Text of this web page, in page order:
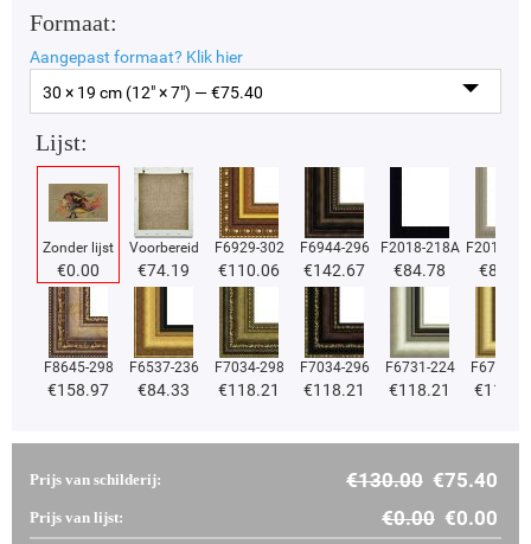
Formaat:
Aangepast formaat? Klik hier
30 × 19 cm (12" × 7") — €75.40
Lijst:
Zonder lijst
€0.00
Voorbereid
€74.19
F6929-302
€110.06
F6944-296
€142.67
F2018-218A
€84.78
F2018-
€84.78
F8645-298
€158.97
F6537-236
€84.33
F7034-298
€118.21
F7034-296
€118.21
F6731-224
€118.21
F6731-
€
Prijs van schilderij: €130.00 €75.40
Prijs van lijst: €0.00 €0.00